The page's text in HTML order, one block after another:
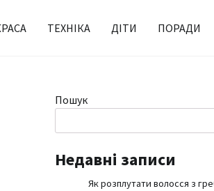
ТЕХНІКА ДІТИ ПОРАДИ
Пошук
Недавні записи
Як розплутати волосся з